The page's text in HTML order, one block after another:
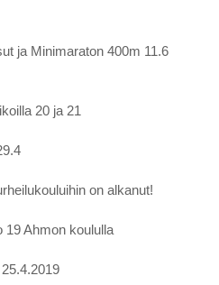
ja Minimaraton 400m 11.6
20 ja 21
on alkanut!
19 Ahmon koululla